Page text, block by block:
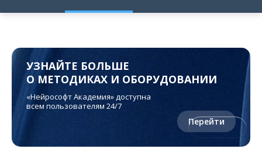
УЗНАЙТЕ БОЛЬШЕ
О МЕТОДИКАХ И ОБОРУДОВАНИИ
«Нейрософт Академия» доступна
всем пользователям 24/7
Перейти